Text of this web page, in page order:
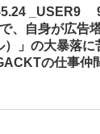
_USER9
、自身が広告
）」の大暴落
の仕事仲